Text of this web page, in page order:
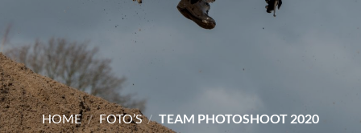
HOME / FOTO’S / TEAM PHOTOSHOOT 2020